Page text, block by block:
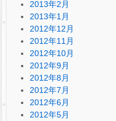
2013年2月
2013年1月
2012年12月
2012年11月
2012年10月
2012年9月
2012年8月
2012年7月
2012年6月
2012年5月